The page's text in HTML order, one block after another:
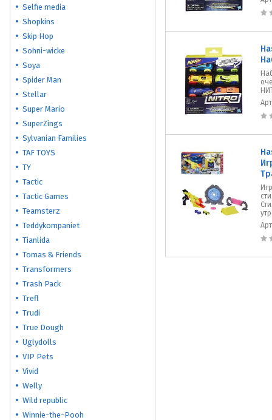
Selfie media
Shopkins
Skip Hop
Sohni-wicke
Soya
Spider Man
Stellar
Super Mario
SuperZings
Sylvanian Families
TAF TOYS
TY
Tactic
Tactic Games
Teamsterz
Teddykompaniet
Tianlida
Tomas & Friends
Transformers
Trash Pack
Trefl
Trudi
True Dough
Uglydolls
VIP Pets
Vivid
Welly
Wild republic
Winnie-the-Pooh